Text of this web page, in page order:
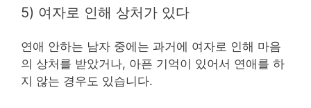
5) 여자로 인해 상처가 있다
연애 안하는 남자 중에는 과거에 여자로 인해 마음
의 상처를 받았거나, 아픈 기억이 있어서 연애를 하
지 않는 경우도 있습니다.